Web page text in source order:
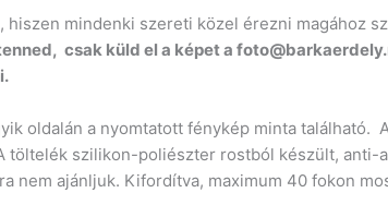
mindenki szereti közel érezni magához
csak küld el a képet a
oldalán a nyomtatott fénykép minta
szilikon-poliészter rostból készült,
nem ajánljuk. Kifordítva, maximum 40 fokon